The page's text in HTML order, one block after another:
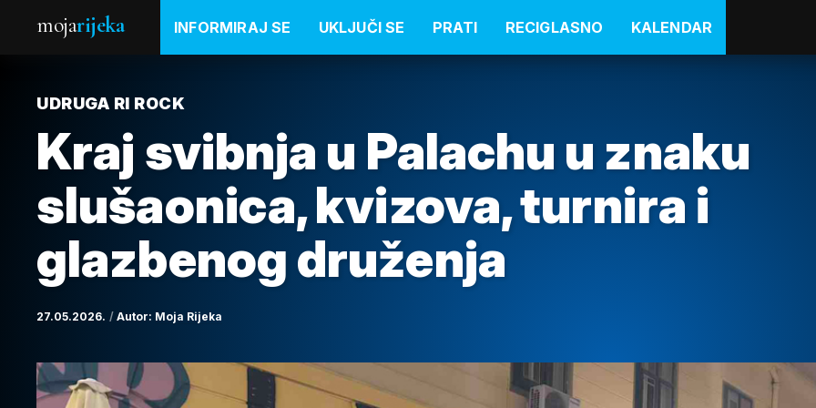
mojarijeka INFORMIRAJ SE UKLJUČI SE PRATI RECIGLASNO KALENDAR
UDRUGA RI ROCK
Kraj svibnja u Palachu u znaku
slušaonica, kvizova, turnira i
glazbenog druženja
27.05.2026. Autor: Moja Rijeka